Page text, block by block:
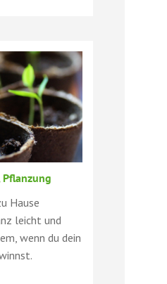
Pflanzung
Hause
leicht und
wenn du dein